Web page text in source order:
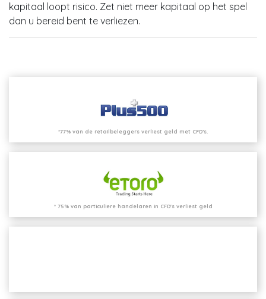
kapitaal loopt risico. Zet niet meer kapitaal op het spel
dan u bereid bent te verliezen.
*77% van de retailbeleggers verliest geld met CFD’s.
* 75% van particuliere handelaren in CFD's verliest geld